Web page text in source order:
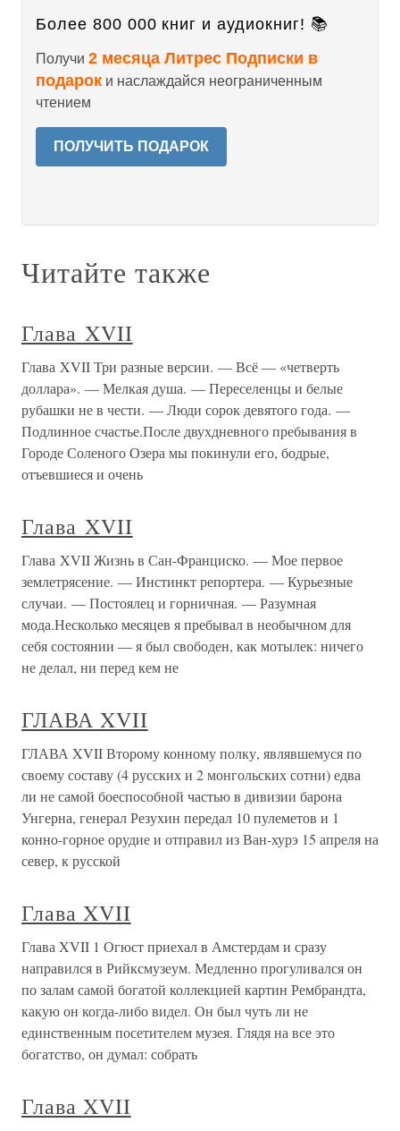
Более 800 000 книг и аудиокниг! 📚
Получи 2 месяца Литрес Подписки в
подарок и наслаждайся неограниченным
чтением
ПОЛУЧИТЬ ПОДАРОК
Читайте также
Глава XVII
Глава XVII Три разные версии. — Всё — «четверть
доллара». — Мелкая душа. — Переселенцы и белые
рубашки не в чести. — Люди сорок девятого года. —
Подлинное счастье.После двухдневного пребывания в
Городе Соленого Озера мы покинули его, бодрые,
отъевшиеся и очень
Глава XVII
Глава XVII Жизнь в Сан-Франциско. — Мое первое
землетрясение. — Инстинкт репортера. — Курьезные
случаи. — Постоялец и горничная. — Разумная
мода.Несколько месяцев я пребывал в необычном для
себя состоянии — я был свободен, как мотылек: ничего
не делал, ни перед кем не
ГЛАВА XVII
ГЛАВА XVII Второму конному полку, являвшемуся по
своему составу (4 русских и 2 монгольских сотни) едва
ли не самой боеспособной частью в дивизии барона
Унгерна, генерал Резухин передал 10 пулеметов и 1
конно-горное орудие и отправил из Ван-хурэ 15 апреля на
север, к русской
Глава XVII
Глава XVII 1 Огюст приехал в Амстердам и сразу
направился в Рийксмузеум. Медленно прогуливался он
по залам самой богатой коллекцией картин Рембрандта,
какую он когда-либо видел. Он был чуть ли не
единственным посетителем музея. Глядя на все это
богатство, он думал: собрать
Глава XVII